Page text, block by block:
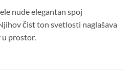
nude elegantan spoj
čist ton svetlosti naglašava
u prostor.